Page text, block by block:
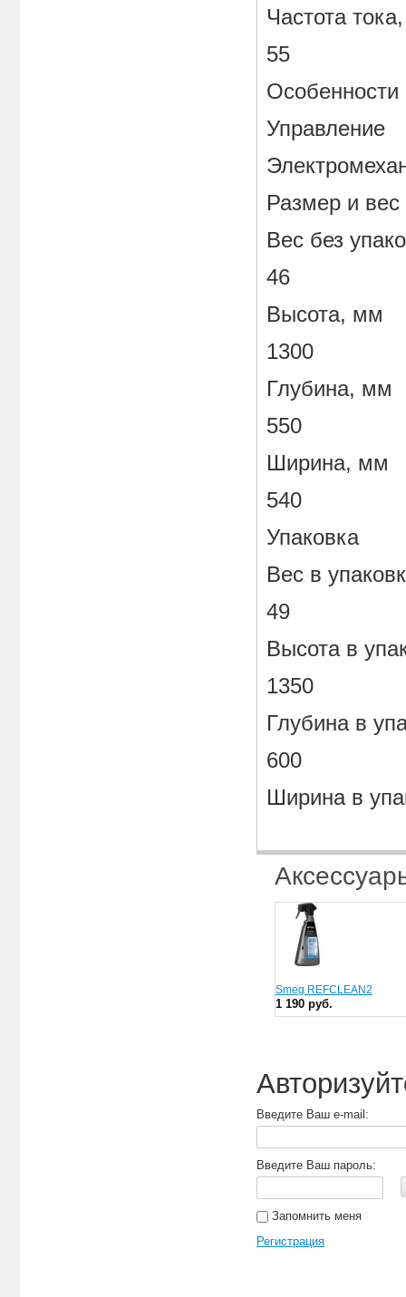
Частота
55
Особенности
Управление
Размер и вес
Вес без
46
Высота, мм
1300
Глубина, мм
550
Ширина, мм
540
Упаковка
Вес в
49
Высота в
1350
Глубина в
600
Ширина в
Smeg REFCLEAN2
1 190 руб.
Введите Ваш e-mail:
Введите Ваш пароль:
Запомнить меня
Регистрация